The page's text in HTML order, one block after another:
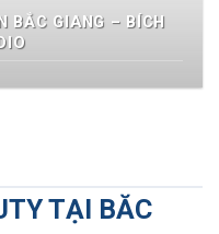
BẮC GIANG – BÍCH
TẠI BĂC